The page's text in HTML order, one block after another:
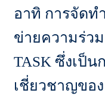
อาทิ การจัดท
ข่ายความร่ว
TASK ซึ่งเป็น
เชี่ยวชาญขอ